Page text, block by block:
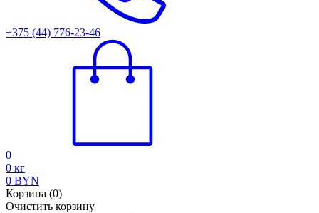
+375 (44) 776-23-46
0
0 кг
0 BYN
Корзина (0)
Очистить корзину